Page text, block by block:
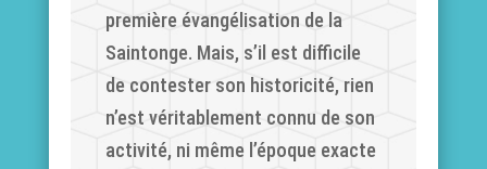
première évangélisation de la
Saintonge. Mais, s’il est difficile
de contester son historicité, rien
n’est véritablement connu de son
activité, ni même l’époque exacte